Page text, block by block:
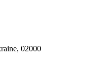
02000